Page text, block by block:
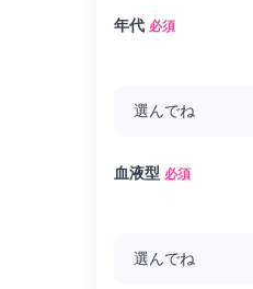
年代 必須
血液型 必須